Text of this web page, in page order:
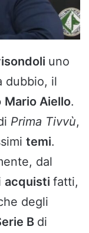
uno
dubbio, il
Mario Aiello.
Prima Tivvù,
temi.
dal
acquisti fatti,
degli
B di